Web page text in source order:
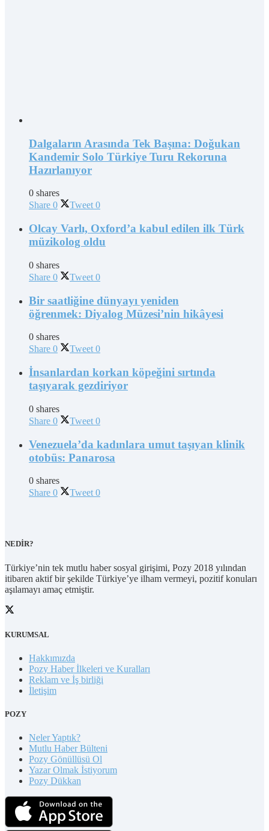
Dalgaların Arasında Tek Başına: Doğukan
Kandemir Solo Türkiye Turu Rekoruna
Hazırlanıyor
0 shares
Share 0 Tweet 0
Olcay Varlı, Oxford’a kabul edilen ilk Türk
müzikolog oldu
0 shares
Share 0 Tweet 0
Bir saatliğine dünyayı yeniden
öğrenmek: Diyalog Müzesi’nin hikâyesi
0 shares
Share 0 Tweet 0
İnsanlardan korkan köpeğini sırtında
taşıyarak gezdiriyor
0 shares
Share 0 Tweet 0
Venezuela’da kadınlara umut taşıyan klinik
otobüs: Panarosa
0 shares
Share 0 Tweet 0
NEDİR?
Türkiye’nin tek mutlu haber sosyal girişimi, Pozy 2018 yılından
itibaren aktif bir şekilde Türkiye’ye ilham vermeyi, pozitif konuları
aşılamayı amaç etmiştir.
KURUMSAL
Hakkımızda
Pozy Haber İlkeleri ve Kuralları
Reklam ve İş birliği
İletişim
POZY
Neler Yaptık?
Mutlu Haber Bülteni
Pozy Gönüllüsü Ol
Yazar Olmak İstiyorum
Pozy Dükkan